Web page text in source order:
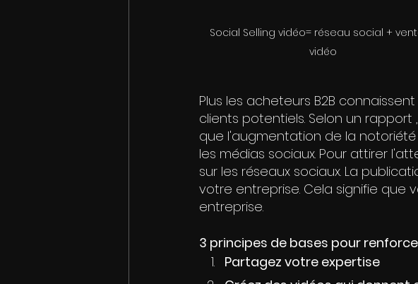
Social Selling vidéo= réseau social +
vidéo
Plus les acheteurs B2B
clients potentiels. Selon un
que l'augmentation de la
les médias sociaux. Pour attirer
sur les réseaux sociaux. La
votre entreprise. Cela signifie que
entreprise.
3 principes de bases pour
Partagez votre expertise